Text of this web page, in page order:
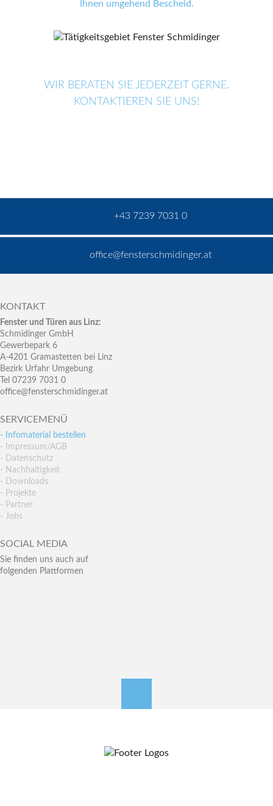
Ihnen umgehend Bescheid.
WIR BERATEN SIE JEDERZEIT GERNE.
KONTAKTIEREN SIE UNS!
+43 7239 7031 0
office@fensterschmidinger.at
KONTAKT
Fenster und Türen aus Linz:
Schmidinger GmbH
Gewerbepark 6
A-4201 Gramastetten bei Linz
Bezirk Urfahr Umgebung
Tel 07239 7031 0
office@fensterschmidinger.at
SERVICEMENÜ
- Infomaterial bestellen
- Impressum/AGB
- Datenschutz
- Nachhaltigkeit
- Downloads
- Projekte
- Partner
- Jobs
SOCIAL MEDIA
Sie finden uns auch auf
folgenden Plattformen